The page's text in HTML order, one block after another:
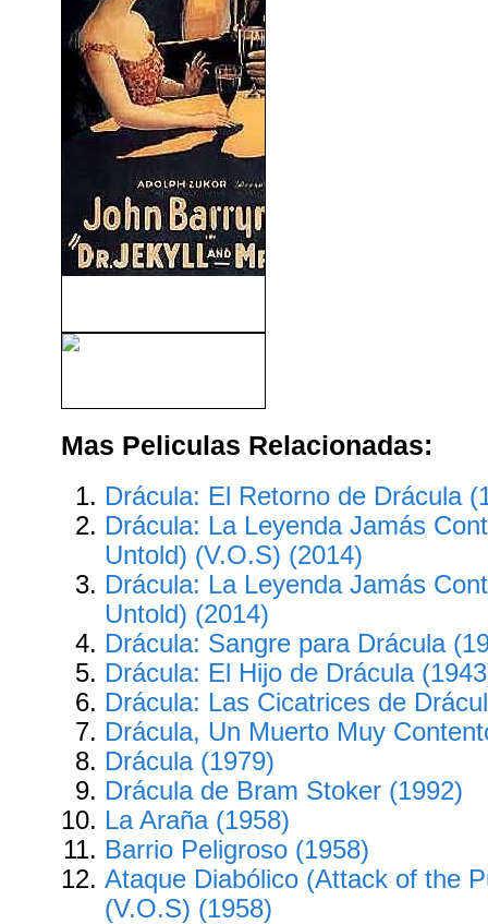
Mas Peliculas Relacionadas:
Drácula: El Retorno de Drácula
Drácula: La Leyenda Jamás
Untold) (V.O.S) (2014)
Drácula: La Leyenda Jamás
Untold) (2014)
Drácula: Sangre para Drácula
Drácula: El Hijo de Drácula
Drácula: Las Cicatrices de
Drácula, Un Muerto Muy
Drácula (1979)
Drácula de Bram Stoker (1992)
La Araña (1958)
Barrio Peligroso (1958)
Ataque Diabólico (Attack of the
(V.O.S) (1958)